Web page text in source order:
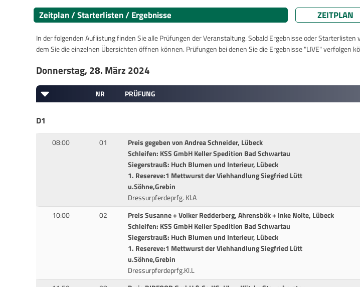
Zeitplan / Starterlisten / Ergebnisse ZEITPLAN
In der folgenden Auflistung finden Sie alle Prüfungen der Veranstaltung. Sobald Ergebnisse oder
dem Sie die einzelnen Übersichten öffnen können. Prüfungen bei denen Sie die Ergebnisse "LIVE" verfolgen
Donnerstag, 28. März 2024
NR PRÜFUNG
D1
08:00 01
Preis gegeben von Andrea Schneider, Lübeck
Schleifen: KSS GmbH Keller Spedition Bad Schwartau
Siegerstrauß: Huch Blumen und Interieur, Lübeck
1. Resereve:1 Mettwurst der Viehhandlung Siegfried Lütt
u.Söhne,Grebin
Dressurpferdeprfg. Kl.A
10:00 02
Preis Susanne + Volker Redderberg, Ahrensbök + Inke Nolte, Lübeck
Schleifen: KSS GmbH Keller Spedition Bad Schwartau
Siegerstrauß: Huch Blumen und Interieur, Lübeck
1. Resereve:1 Mettwurst der Viehhandlung Siegfried Lütt
u.Söhne,Grebin
Dressurpferdeprfg.Kl.L